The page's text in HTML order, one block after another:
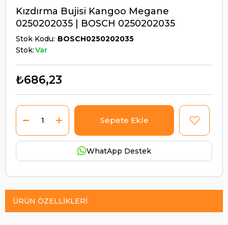
Kızdırma Bujisi Kangoo Megane
0250202035 | BOSCH 0250202035
Stok Kodu BOSCH0250202035
Stok:Var
₺686,23
WhatApp Destek
ÜRÜN ÖZELLIKLERI